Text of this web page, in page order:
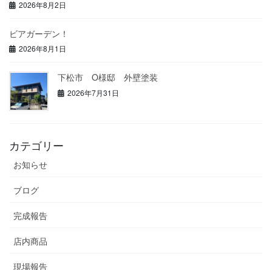
2026年8月2日
ビアガーデン！
2026年8月1日
下松市 O様邸 外壁塗装
2026年7月31日
カテゴリー
お知らせ
ブログ
完成報告
店内商品
現場報告